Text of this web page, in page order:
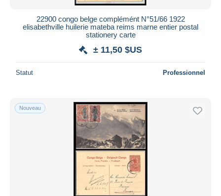
22900 congo belge complémént N°51/66 1922
elisabethville huilerie mateba reims marne entier postal
stationery carte
± 11,50 $US
Statut Professionnel
Nouveau